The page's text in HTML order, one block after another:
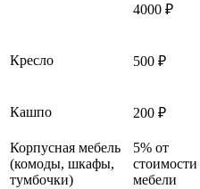
4000 ₽
Кресло 500 ₽
Кашпо 200 ₽
Корпусная мебель
(комоды, шкафы,
тумбочки)
5% от
стоимости
мебели